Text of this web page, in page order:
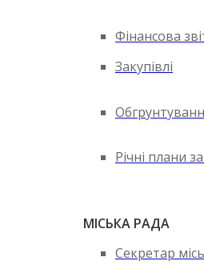
Фінансова
Закупівлі
Річні плани
МІСЬКА РАДА
Секретар